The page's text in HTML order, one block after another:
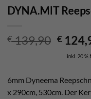
DYNA.MIT
€139,90
Preis
war:
€
€
inkl. 20 %
6mm Dyneema
x 290cm, 530cm. Der